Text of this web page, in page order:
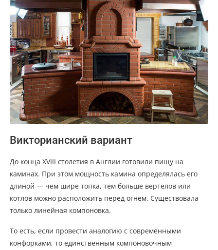
Викторианский вариант
До конца XVIII столетия в Англии готовили пищу на
каминах. При этом мощность камина определялась его
длиной — чем шире топка, тем больше вертелов или
котлов можно расположить перед огнем. Существовала
только линейная компоновка.
То есть, если провести аналогию с современными
конфорками, то единственным компоновочным